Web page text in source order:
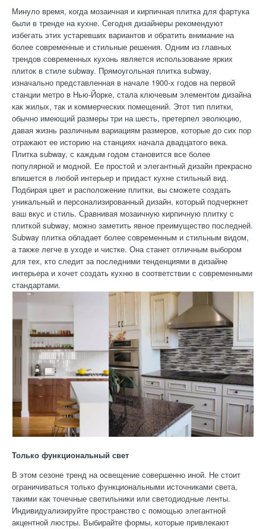
Минуло время, когда мозаичная и кирпичная плитка для фартука
были в тренде на кухне. Сегодня дизайнеры рекомендуют
избегать этих устаревших вариантов и обратить внимание на
более современные и стильные решения. Одним из главных
трендов современных кухонь является использование ярких
плиток в стиле subway. Прямоугольная плитка subway,
изначально представленная в начале 1900-х годов на первой
станции метро в Нью-Йорке, стала ключевым элементом дизайна
как жилых, так и коммерческих помещений. Этот тип плитки,
обычно имеющий размеры три на шесть, претерпел эволюцию,
давая жизнь различным вариациям размеров, которые до сих пор
отражают ее историю на станциях начала двадцатого века.
Плитка subway, с каждым годом становится все более
популярной и модной. Ее простой и элегантный дизайн прекрасно
впишется в любой интерьер и придаст кухне стильный вид.
Подбирая цвет и расположение плитки, вы сможете создать
уникальный и персонализированный дизайн, который подчеркнет
ваш вкус и стиль. Сравнивая мозаичную кирпичную плитку с
плиткой subway, можно заметить явное преимущество последней.
Subway плитка обладает более современным и стильным видом,
а также легче в уходе и чистке. Она станет отличным выбором
для тех, кто следит за последними тенденциями в дизайне
интерьера и хочет создать кухню в соответствии с современными
стандартами.
Только функциональный свет
В этом сезоне тренд на освещение совершенно иной. Не стоит
ограничиваться только функциональными источниками света,
такими как точечные светильники или светодиодные ленты.
Индивидуализируйте пространство с помощью элегантной
акцентной люстры. Выбирайте формы, которые привлекают